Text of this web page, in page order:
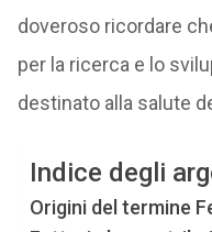
doveroso ricordare
per la ricerca e lo
destinato alla salute
Indice degli
Origini del termine